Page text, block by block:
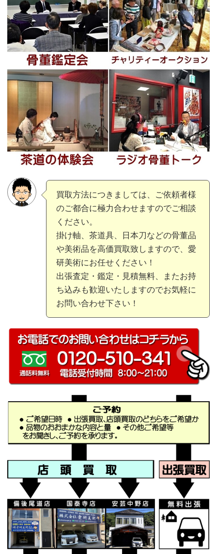
買取方法につきましては、ご依頼者様
のご都合に極力合わせますのでご相談
ください。
掛け軸、茶道具、日本刀などの骨董品
や美術品を高価買取致しますので、愛
研美術にお任せください！
出張査定・鑑定・見積無料、またお持
ち込みも歓迎いたしますのでお気軽に
お問い合わせ下さい！